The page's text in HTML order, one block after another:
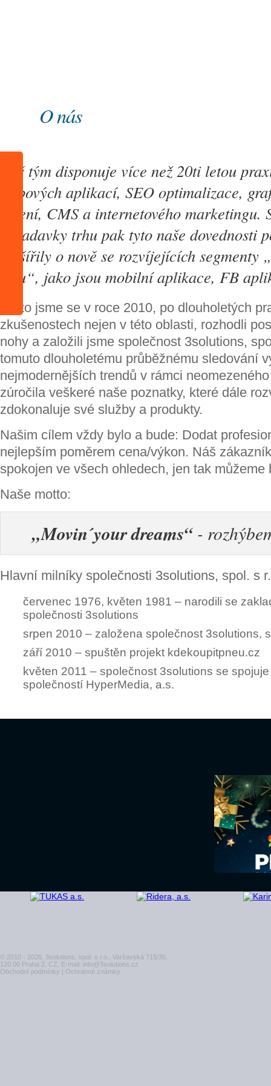
O nás
Náš tým disponuje více než 20ti letou
webových aplikací, SEO optimalizace,
řešení, CMS a internetového marketingu.
požadavky trhu pak tyto naše dovednosti
rozšířily o nově se rozvíjejících segmenty
trhu“, jako jsou mobilní aplikace, FB
Proto jsme se v roce 2010, po dlouholetých
zkušenostech nejen v této oblasti, rozhodli
nohy a založili jsme společnost 3solutions,
tomuto dlouholetému průběžnému sledování
nejmodernějších trendů v rámci
zúročila veškeré naše poznatky, které dále
zdokonaluje své služby a produkty.
Našim cílem vždy bylo a bude: Dodat
nejlepším poměrem cena/výkon. Náš
spokojen ve všech ohledech, jen tak můžeme
Naše motto:
„Movin´your dreams“-
Hlavní milníky společnosti 3solutions, spol. s
červenec 1976, květen 1981 – narodili se
společnosti 3solutions
srpen 2010 – založena společnost 3solutions,
září 2010 – spuštěn projekt kdekoupitpneu.cz
květen 2011 – společnost 3solutions se
společností HyperMedia, a.s.
© 2010 - 2026, 3solutions, spol. s r.o., Varšavská 715/36,
120 00 Praha 2, CZ, E-mail: info@3solutions.cz
Obchodní podmínky | Ochranné známky